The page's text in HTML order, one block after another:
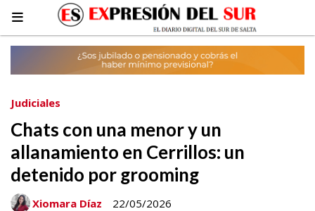
Chats con una menor y un
allanamiento en Cerrillos: un
detenido por grooming
Judiciales
22/05/2026
Xiomara Díaz